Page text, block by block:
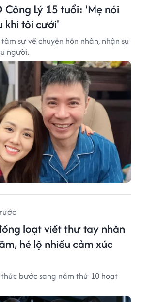
Công Lý 15 tuổi: 'Mẹ nói
khi tôi cưới'
tâm sự về chuyện hôn nhân, nhận sự
người.
loạt viết thư tay nhân
hé lộ nhiều cảm xúc
thức bước sang năm thứ 10 hoạt